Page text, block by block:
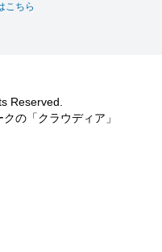
こちら
Reserved.
の「クラウディア」